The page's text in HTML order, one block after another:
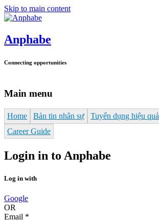
Skip to main content
Anphabe
Connecting opportunities
Main menu
Home Bản tin nhân sự Tuyển dụng hiệu quả
Career Guide
Login in to Anphabe
Log in with
Google
OR
Email *